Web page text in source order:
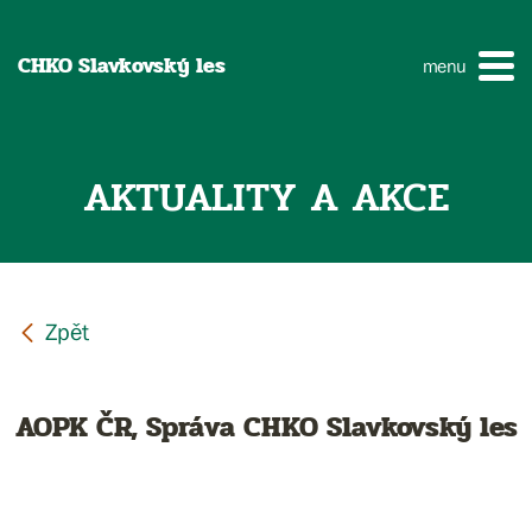
CHKO Slavkovský les menu
AKTUALITY A AKCE
AOPK ČR, Správa CHKO Slavkovský les